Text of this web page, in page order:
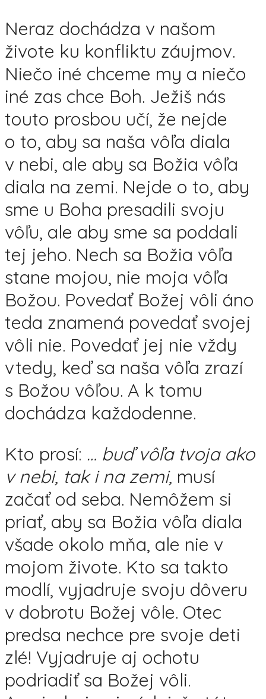
Neraz dochádza v našom
živote ku konfliktu záujmov.
Niečo iné chceme my a niečo
iné zas chce Boh. Ježiš nás
touto prosbou učí, že nejde
o to, aby sa naša vôľa diala
v nebi, ale aby sa Božia vôľa
diala na zemi. Nejde o to, aby
sme u Boha presadili svoju
vôľu, ale aby sme sa poddali
tej jeho. Nech sa Božia vôľa
stane mojou, nie moja vôľa
Božou. Povedať Božej vôli áno
teda znamená povedať svojej
vôli nie. Povedať jej nie vždy
vtedy, keď sa naša vôľa zrazí
s Božou vôľou. A k tomu
dochádza každodenne.
Kto prosí: … buď vôľa tvoja ako
v nebi, tak i na zemi, musí
začať od seba. Nemôžem si
priať, aby sa Božia vôľa diala
všade okolo mňa, ale nie v
mojom živote. Kto sa takto
modlí, vyjadruje svoju dôveru
v dobrotu Božej vôle. Otec
predsa nechce pre svoje deti
zlé! Vyjadruje aj ochotu
podriadiť sa Božej vôli.